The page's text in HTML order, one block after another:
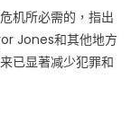
机所必需的，指出
Jones和其他地方
已显著减少犯罪和